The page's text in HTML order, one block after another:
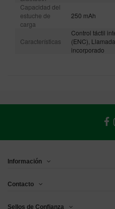
Capacidad del
estuche de
carga
250 mAh
Características
Control táctil
(ENC),
incorporado
Información
Contacto
Sellos de Confianza